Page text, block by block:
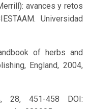
avances y retos
Universidad
of herbs and
England, 2004,
28, 451-458 DOI: